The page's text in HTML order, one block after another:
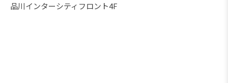
品川インターシティフロント4F